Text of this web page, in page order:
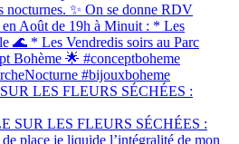
LES FLEURS SÉCHÉES :